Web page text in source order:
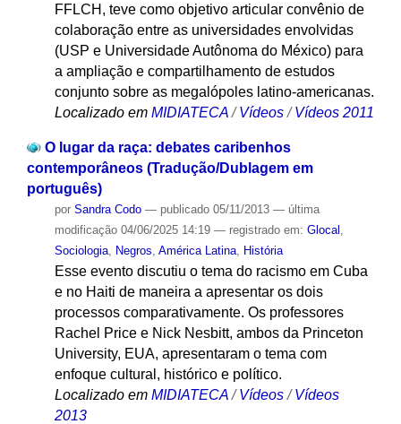
FFLCH, teve como objetivo articular convênio de
colaboração entre as universidades envolvidas
(USP e Universidade Autônoma do México) para
a ampliação e compartilhamento de estudos
conjunto sobre as megalópoles latino-americanas.
Localizado em MIDIATECA /Vídeos /Vídeos 2011
O lugar da raça: debates caribenhos
contemporâneos (Tradução/Dublagem em
português)
por Sandra Codo — publicado05/11/2013 — última
modificação04/06/2025 14:19 — registrado em: Glocal
Sociologia, Negros América Latina, História
Esse evento discutiu o tema do racismo em Cuba
e no Haiti de maneira a apresentar os dois
processos comparativamente. Os professores
Rachel Price e Nick Nesbitt, ambos da Princeton
University, EUA, apresentaram o tema com
enfoque cultural, histórico e político.
Localizado em MIDIATECA /Vídeos /Vídeos
2013